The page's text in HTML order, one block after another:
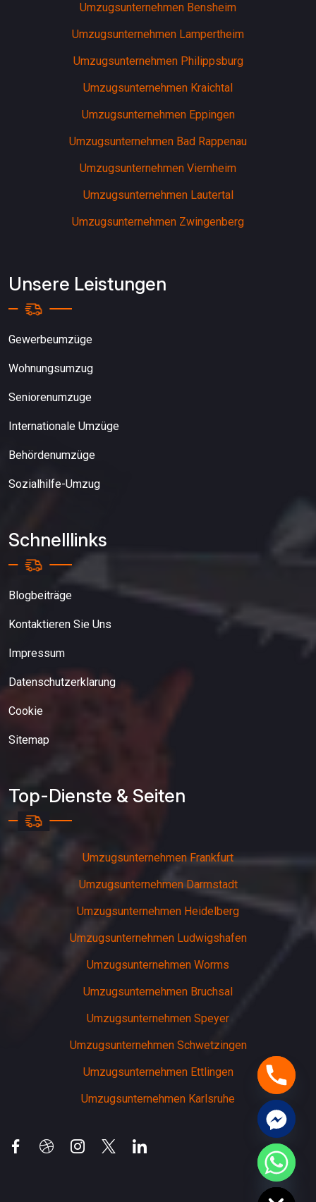
Umzugsunternehmen Bensheim
Umzugsunternehmen Lampertheim
Umzugsunternehmen Philippsburg
Umzugsunternehmen Kraichtal
Umzugsunternehmen Eppingen
Umzugsunternehmen Bad Rappenau
Umzugsunternehmen Viernheim
Umzugsunternehmen Lautertal
Umzugsunternehmen Zwingenberg
Unsere Leistungen
Gewerbeumzüge
Wohnungsumzug
Seniorenumzuge
Internationale Umzüge
Behördenumzüge
Sozialhilfe-Umzug
Schnelllinks
Blogbeiträge
Kontaktieren Sie Uns
Impressum
Datenschutzerklarung
Cookie
Sitemap
Top-Dienste & Seiten
Umzugsunternehmen Frankfurt
Umzugsunternehmen Darmstadt
Umzugsunternehmen Heidelberg
Umzugsunternehmen Ludwigshafen
Umzugsunternehmen Worms
Umzugsunternehmen Bruchsal
Umzugsunternehmen Speyer
Umzugsunternehmen Schwetzingen
Umzugsunternehmen Ettlingen
Umzugsunternehmen Karlsruhe
Hide
chaty